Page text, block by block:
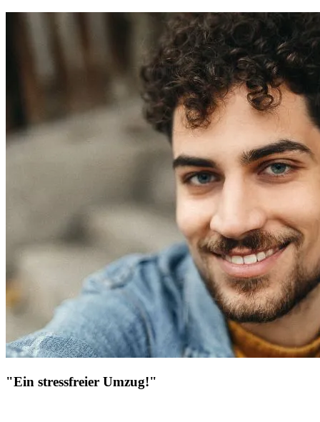
"Ein stressfreier Umzug!"